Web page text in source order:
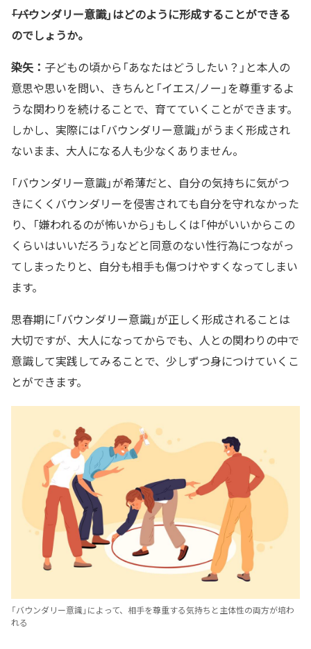
――「バウンダリー意識」はどのように形成することができる
のでしょうか。
染矢： 子どもの頃から「あなたはどうしたい？」と本人の
意思や思いを問い、きちんと「イエス/ノー」を尊重するよ
うな関わりを続けることで、育てていくことができます。
しかし、実際には「バウンダリー意識」がうまく形成され
ないまま、大人になる人も少なくありません。
「バウンダリー意識」が希薄だと、自分の気持ちに気がつ
きにくくバウンダリーを侵害されても自分を守れなかった
り、「嫌われるのが怖いから」もしくは「仲がいいからこの
くらいはいいだろう」などと同意のない性行為につながっ
てしまったりと、自分も相手も傷つけやすくなってしまい
ます。
思春期に「バウンダリー意識」が正しく形成されることは
大切ですが、大人になってからでも、人との関わりの中で
意識して実践してみることで、少しずつ身につけていくこ
とができます。
「バウンダリー意識」によって、相手を尊重する気持ちと主体性の両方が培わ
れる